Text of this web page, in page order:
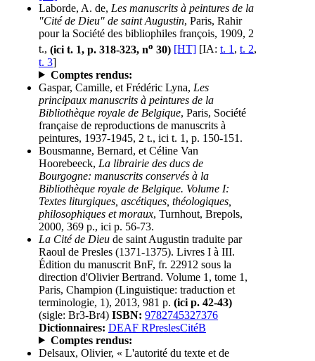
Laborde, A. de, Les manuscrits à peintures de la
"Cité de Dieu" de saint Augustin, Paris, Rahir
pour la Société des bibliophiles françois, 1909, 2
t., (ici t. 1, p. 318-323, no 30) [HT] [IA: t. 1, t. 2,
t. 3]
Comptes rendus:
Gaspar, Camille, et Frédéric Lyna, Les
principaux manuscrits à peintures de la
Bibliothèque royale de Belgique, Paris, Société
française de reproductions de manuscrits à
peintures, 1937-1945, 2 t., ici t. 1, p. 150-151.
Bousmanne, Bernard, et Céline Van
Hoorebeeck, La librairie des ducs de
Bourgogne: manuscrits conservés à la
Bibliothèque royale de Belgique. Volume I:
Textes liturgiques, ascétiques, théologiques,
philosophiques et moraux, Turnhout, Brepols,
2000, 369 p., ici p. 56-73.
La Cité de Dieu de saint Augustin traduite par
Raoul de Presles (1371-1375). Livres I à III.
Édition du manuscrit BnF, fr. 22912 sous la
direction d'Olivier Bertrand. Volume 1, tome 1,
Paris, Champion (Linguistique: traduction et
terminologie, 1), 2013, 981 p. (ici p. 42-43)
(sigle: Br3-Br4) ISBN: 9782745327376
Dictionnaires: DEAF RPreslesCitéB
Comptes rendus:
Delsaux, Olivier, « L'autorité du texte et de